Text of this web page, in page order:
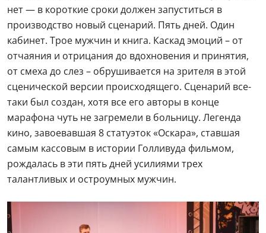
нет — в короткие сроки должен запуститься в
производство новый сценарий. Пять дней. Один
кабинет. Трое мужчин и книга. Каскад эмоций – от
отчаяния и отрицания до вдохновения и принятия,
от смеха до слез – обрушивается на зрителя в этой
сценической версии происходящего. Сценарий все-
таки был создан, хотя все его авторы в конце
марафона чуть не загремели в больницу. Легенда
кино, завоевавшая 8 статуэток «Оскара», ставшая
самым кассовым в истории Голливуда фильмом,
рождалась в эти пять дней усилиями трех
талантливых и остроумных мужчин.